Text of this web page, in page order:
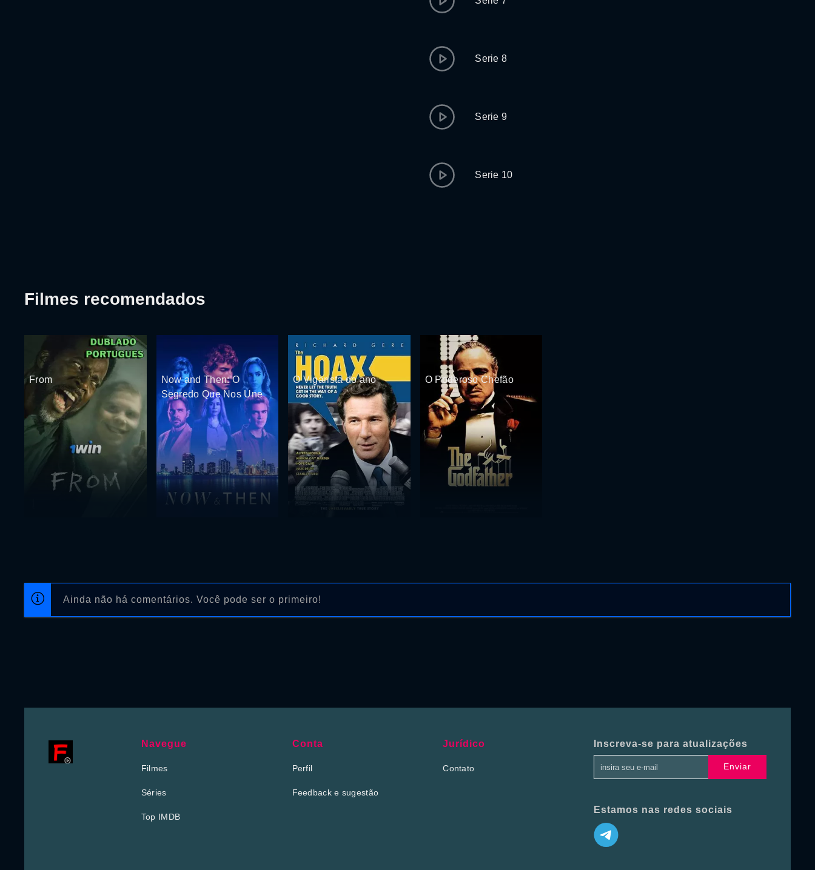
Serie 8
Serie 9
Serie 10
Ainda não há comentários. Você pode ser o primeiro!
Filmes recomendados
From
Now and Then: O
Segredo Que Nos Une
O Vigarista do ano O Poderoso Chefão
Navegue
Filmes
Séries
Top IMDB
Conta
Perfil
Feedback e sugestão
Jurídico
Contato
Inscreva-se para atualizações
Enviar
Estamos nas redes sociais